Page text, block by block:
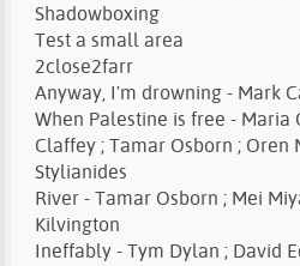
Shadowboxing
Test a small area
2close2farr
Anyway, I'm drowning - Mark
When Palestine is free - Maria
Claffey ; Tamar Osborn ; Oren
Stylianides
River - Tamar Osborn ; Mei
Kilvington
Ineffably - Tym Dylan ; David